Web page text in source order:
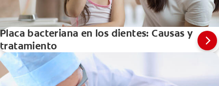
Placa bacteriana en los dientes: Causas y
tratamiento